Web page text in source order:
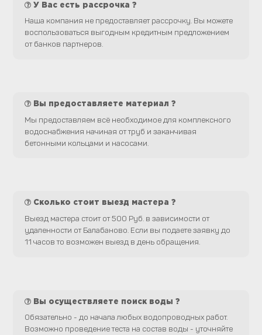
У Вас есть рассрочка ?
Наша компания не предоставляет рассрочку. Вы можете
воспользоваться выгодным кредитным предложением
от банков партнеров.
Вы предоставляете материал ?
Мы предоставляем всё необходимое для комплексного
водоснабжения начиная от труб и заканчивая
бетонными кольцами и насосами.
Сколько стоит выезд мастера ?
Выезд мастера стоит от 500 Руб. в зависимости от
удаленности от Балабаново. Если вы подаете заявку до
11 часов то возможен выезд в день обращения.
Вы осуществляете поиск воды ?
Обязательно - до начала любых водопроводных работ.
Возможно проведение теста на состав воды - уточняйте